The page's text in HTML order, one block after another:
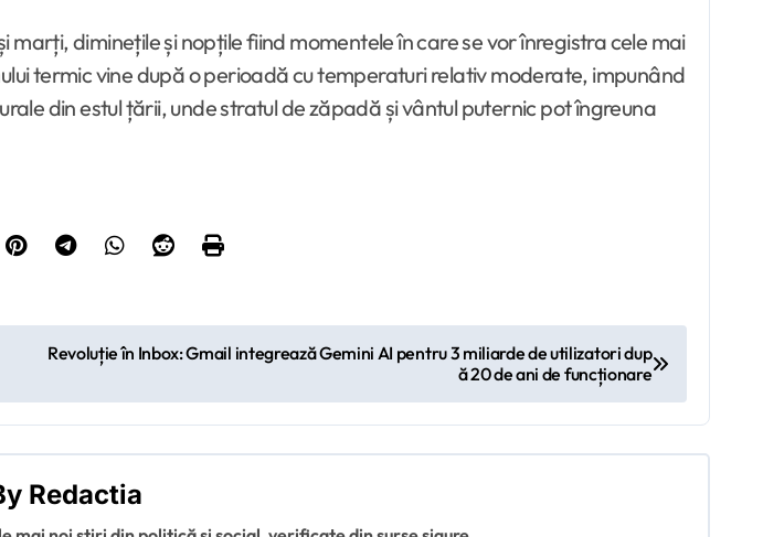
diminețile și nopțile fiind momentele în care se vor înregistra cele mai
termic vine după o perioadă cu temperaturi relativ moderate, impunând
din estul țării, unde stratul de zăpadă și vântul puternic pot îngreuna
Revoluție în Inbox: Gmail integrează Gemini AI pentru 3 miliarde de utilizatori dup
ă 20 de ani de funcționare
Redactia